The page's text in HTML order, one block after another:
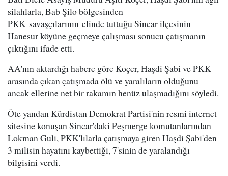
silahlarla, Bab Şilo bölgesinden
PKK savaşçılarının elinde tuttuğu Sincar ilçesinin
Hanesur köyüne geçmeye çalışması sonucu çatışmanın
çıktığını ifade etti.
AA'nın aktardığı habere göre Koçer, Haşdi Şabi ve PKK
arasında çıkan çatışmada ölü ve yaralıların olduğunu
ancak ellerine net bir rakamın henüz ulaşmadığını söyledi.
Öte yandan Kürdistan Demokrat Partisi'nin resmi internet
sitesine konuşan Sincar'daki Peşmerge komutanlarından
Lokman Guli, PKK'lılarla çatışmaya giren Haşdi Şabi'den
3 milisin hayatını kaybettiği, 7'sinin de yaralandığı
bilgisini verdi.